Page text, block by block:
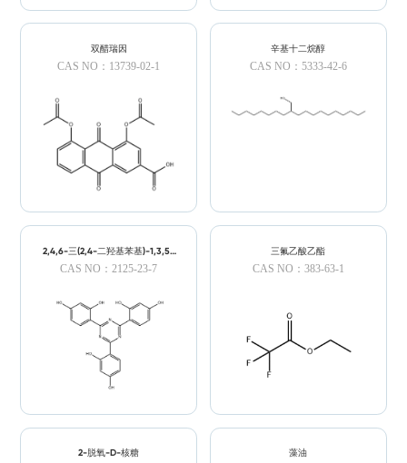
双醋瑞因
CAS NO：13739-02-1
辛基十二烷醇
CAS NO：5333-42-6
2,4,6-三(2,4-二羟基苯基)-1,3,5-
三嗪
CAS NO：2125-23-7
三氟乙酸乙酯
CAS NO：383-63-1
2-脱氧-D-核糖 藻油